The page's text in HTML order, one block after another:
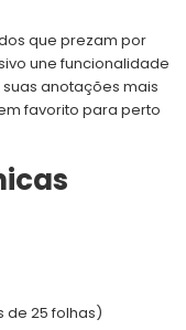
que prezam por
une funcionalidade
anotações mais
favorito para perto
de 25 folhas)